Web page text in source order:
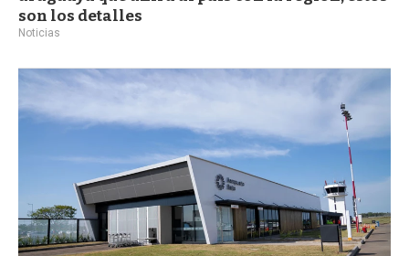
son los detalles
Noticias